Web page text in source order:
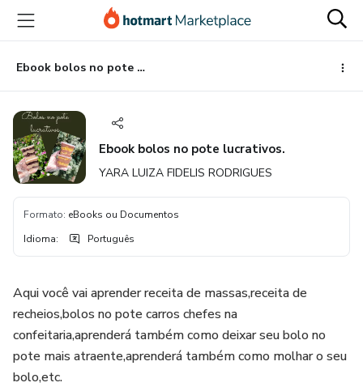
para
conteúdo
principal
para
pagamento
para
rodapé
Ebook bolos no pote lucrativos.
Ebook bolos no pote lucrativos.
YARA LUIZA FIDELIS RODRIGUES
Formato: eBooks ou Documentos
Idioma: Português
Aqui você vai aprender receita de massas,receita de
recheios,bolos no pote carros chefes na
confeitaria,aprenderá também como deixar seu bolo no
pote mais atraente,aprenderá também como molhar o seu
bolo,etc.